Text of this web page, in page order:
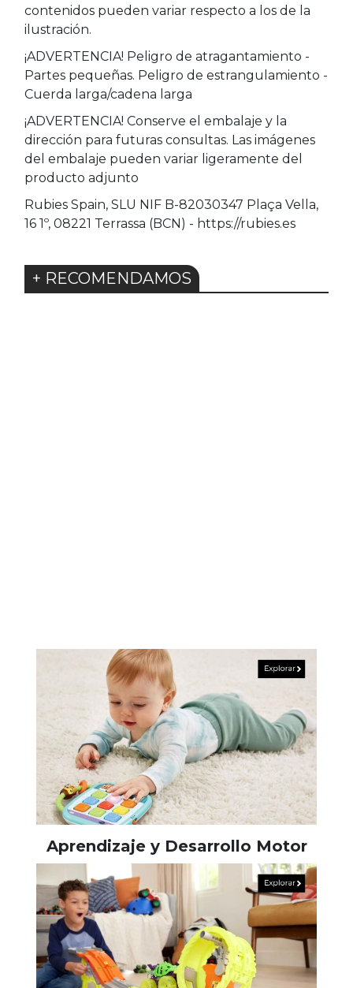
contenidos pueden variar respecto a los de la
ilustración.
¡ADVERTENCIA! Peligro de atragantamiento -
Partes pequeñas. Peligro de estrangulamiento -
Cuerda larga/cadena larga
¡ADVERTENCIA! Conserve el embalaje y la
dirección para futuras consultas. Las imágenes
del embalaje pueden variar ligeramente del
producto adjunto
Rubies Spain, SLU NIF B-82030347 Plaça Vella,
16 1º, 08221 Terrassa (BCN) - https://rubies.es
+ RECOMENDAMOS
Aprendizaje y Desarrollo Motor